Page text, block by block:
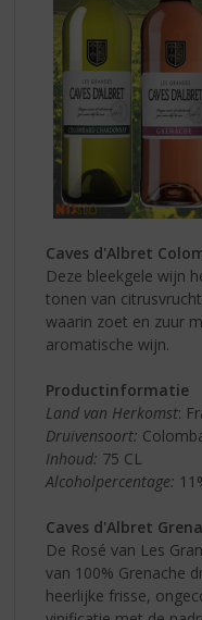
Caves d'Albret
Deze bleekgele wijn
tonen van
waarin zoet en zuur
aromatische wijn.
Productinformatie
Land van Herkomst:
Druivensoort:
Inhoud: 75 CL
Alcoholpercentage:
Caves d'Albret
De Rosé van Les
van 100% Grenache
heerlijke frisse,